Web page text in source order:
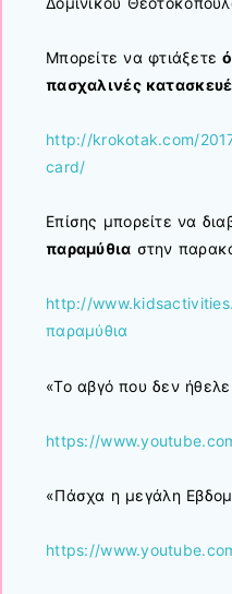
Μπορείτε να φτιάξετε
πασχαλινές
http://krokotak.com/
card/
Επίσης μπορείτε να
παραμύθια στην
http://
παραμύθια
«Το αβγό που δεν
https://
«Πάσχα η μεγάλη
https://